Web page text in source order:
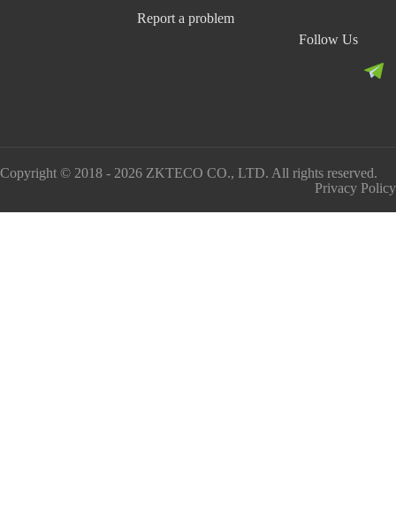
Report a problem
Follow Us
Copyright © 2018 - 2026 ZKTECO CO., LTD. All rights reserved.
Privacy Policy